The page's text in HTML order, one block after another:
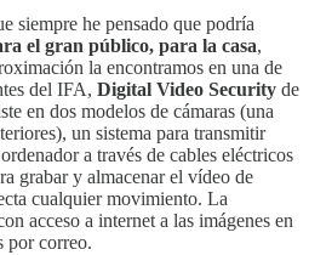
siempre he pensado que podría
el gran público, para la casa,
la encontramos en una de
del IFA, Digital Video Security de
en dos modelos de cámaras (una
un sistema para transmitir
a través de cables eléctricos
grabar y almacenar el vídeo de
cualquier movimiento. La
acceso a internet a las imágenes en
por correo.